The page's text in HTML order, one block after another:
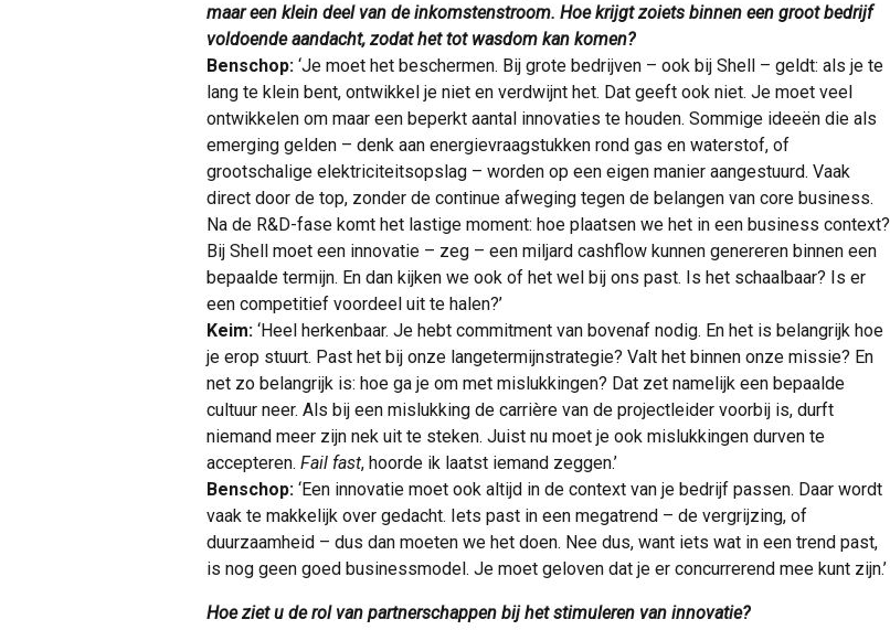
maar een klein deel van de inkomstenstroom. Hoe krijgt zoiets binnen een groot bedrijf
voldoende aandacht, zodat het tot wasdom kan komen?
Benschop: ‘Je moet het beschermen. Bij grote bedrijven – ook bij Shell – geldt: als je te
lang te klein bent, ontwikkel je niet en verdwijnt het. Dat geeft ook niet. Je moet veel
ontwikkelen om maar een beperkt aantal innovaties te houden. Sommige ideeën die als
emerging gelden – denk aan energievraagstukken rond gas en waterstof, of
grootschalige elektriciteitsopslag – worden op een eigen manier aangestuurd. Vaak
direct door de top, zonder de continue afweging tegen de belangen van core business.
Na de R&D-fase komt het lastige moment: hoe plaatsen we het in een business context?
Bij Shell moet een innovatie – zeg – een miljard cashflow kunnen genereren binnen een
bepaalde termijn. En dan kijken we ook of het wel bij ons past. Is het schaalbaar? Is er
een competitief voordeel uit te halen?’
Keim: ‘Heel herkenbaar. Je hebt commitment van bovenaf nodig. En het is belangrijk hoe
je erop stuurt. Past het bij onze langetermijnstrategie? Valt het binnen onze missie? En
net zo belangrijk is: hoe ga je om met mislukkingen? Dat zet namelijk een bepaalde
cultuur neer. Als bij een mislukking de carrière van de projectleider voorbij is, durft
niemand meer zijn nek uit te steken. Juist nu moet je ook mislukkingen durven te
accepteren. Fail fast, hoorde ik laatst iemand zeggen.’
Benschop: ‘Een innovatie moet ook altijd in de context van je bedrijf passen. Daar wordt
vaak te makkelijk over gedacht. Iets past in een megatrend – de vergrijzing, of
duurzaamheid – dus dan moeten we het doen. Nee dus, want iets wat in een trend past,
is nog geen goed businessmodel. Je moet geloven dat je er concurrerend mee kunt zijn.’
Hoe ziet u de rol van partnerschappen bij het stimuleren van innovatie?